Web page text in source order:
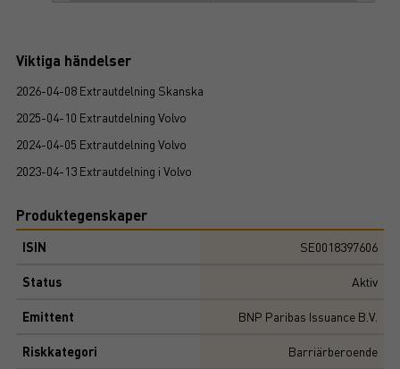
Viktiga händelser
2026-04-08 Extrautdelning Skanska
2025-04-10 Extrautdelning Volvo
2024-04-05 Extrautdelning Volvo
2023-04-13 Extrautdelning i Volvo
Produktegenskaper
ISIN SE0018397606
Status Aktiv
Emittent BNP Paribas Issuance B.V.
Riskkategori Barriärberoende